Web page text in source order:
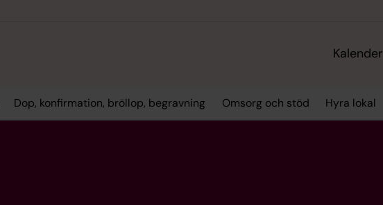
Kalender
Dop, konfirmation, bröllop, begravning Omsorg och stöd Hyra lokal